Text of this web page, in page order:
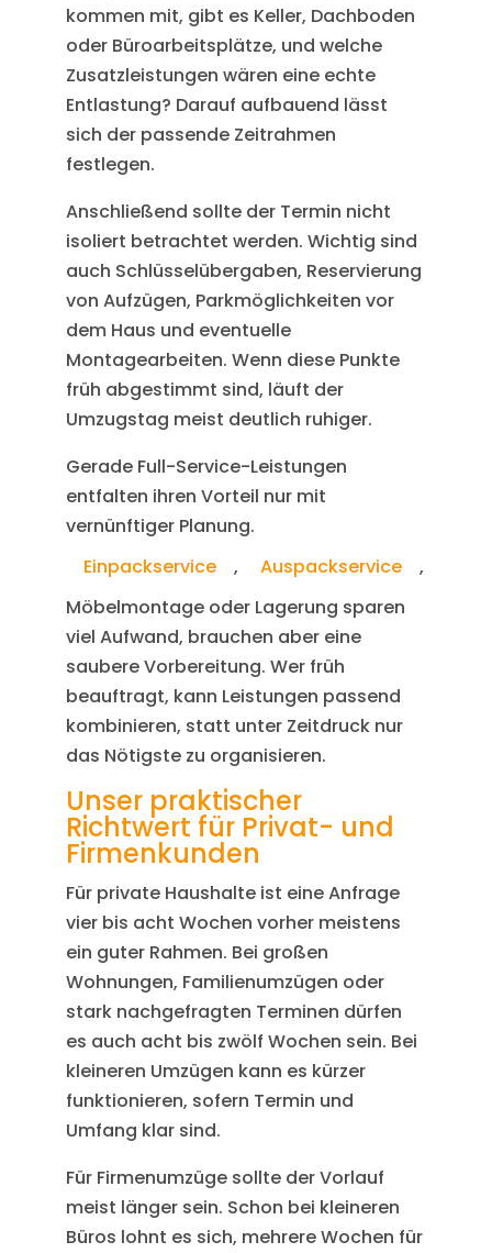
kommen mit, gibt es Keller, Dachboden
oder Büroarbeitsplätze, und welche
Zusatzleistungen wären eine echte
Entlastung? Darauf aufbauend lässt
sich der passende Zeitrahmen
festlegen.
Anschließend sollte der Termin nicht
isoliert betrachtet werden. Wichtig sind
auch Schlüsselübergaben, Reservierung
von Aufzügen, Parkmöglichkeiten vor
dem Haus und eventuelle
Montagearbeiten. Wenn diese Punkte
früh abgestimmt sind, läuft der
Umzugstag meist deutlich ruhiger.
Gerade Full-Service-Leistungen
entfalten ihren Vorteil nur mit
vernünftiger Planung.
Einpackservice
, Auspackservice
,
Möbelmontage oder Lagerung sparen
viel Aufwand, brauchen aber eine
saubere Vorbereitung. Wer früh
beauftragt, kann Leistungen passend
kombinieren, statt unter Zeitdruck nur
das Nötigste zu organisieren.
Unser praktischer
Richtwert für Privat- und
Firmenkunden
Für private Haushalte ist eine Anfrage
vier bis acht Wochen vorher meistens
ein guter Rahmen. Bei großen
Wohnungen, Familienumzügen oder
stark nachgefragten Terminen dürfen
es auch acht bis zwölf Wochen sein. Bei
kleineren Umzügen kann es kürzer
funktionieren, sofern Termin und
Umfang klar sind.
Für Firmenumzüge sollte der Vorlauf
meist länger sein. Schon bei kleineren
Büros lohnt es sich, mehrere Wochen für